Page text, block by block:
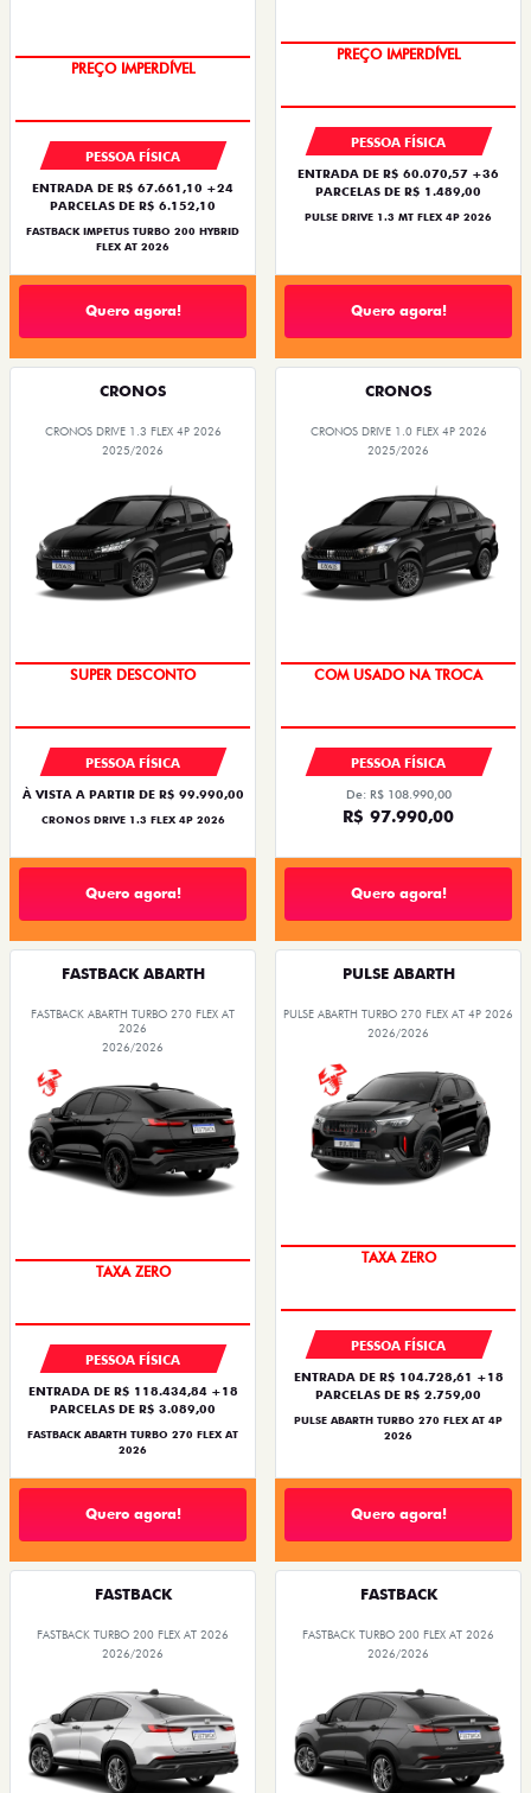
OPORTUNIDADE
PESSOA FÍSICA
ENTRADA DE R$ 67.661,10 +24
PARCELAS DE R$ 6.152,10
FASTBACK IMPETUS TURBO 200 HYBRID
FLEX AT 2026
Quero agora!
OPORTUNIDADE
PESSOA FÍSICA
ENTRADA DE R$ 60.070,57 +36
PARCELAS DE R$ 1.489,00
PULSE DRIVE 1.3 MT FLEX 4P 2026
Quero agora!
CRONOS
CRONOS DRIVE 1.3 FLEX 4P 2026
2025/2026
BÔNUS DE ATÉ R$ 14 MIL
PESSOA FÍSICA
À VISTA A PARTIR DE R$ 99.990,00
CRONOS DRIVE 1.3 FLEX 4P 2026
Quero agora!
CRONOS
CRONOS DRIVE 1.0 FLEX 4P 2026
2025/2026
SUPER DESCONTO
PESSOA FÍSICA
De: R$ 108.990,00
R$ 97.990,00
Quero agora!
FASTBACK ABARTH
FASTBACK ABARTH TURBO 270 FLEX AT
2026
2026/2026
SAIA DE FIAT 0KM
PESSOA FÍSICA
ENTRADA DE R$ 118.434,84 +18
PARCELAS DE R$ 3.089,00
FASTBACK ABARTH TURBO 270 FLEX AT
2026
Quero agora!
PULSE ABARTH
PULSE ABARTH TURBO 270 FLEX AT 4P 2026
2026/2026
SAIA DE FIAT 0KM
PESSOA FÍSICA
ENTRADA DE R$ 104.728,61 +18
PARCELAS DE R$ 2.759,00
PULSE ABARTH TURBO 270 FLEX AT 4P
2026
Quero agora!
FASTBACK
FASTBACK TURBO 200 FLEX AT 2026
2026/2026
FASTBACK
FASTBACK TURBO 200 FLEX AT 2026
2026/2026